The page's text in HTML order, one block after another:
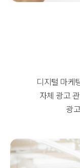
디지털 마케
자체 광고
광